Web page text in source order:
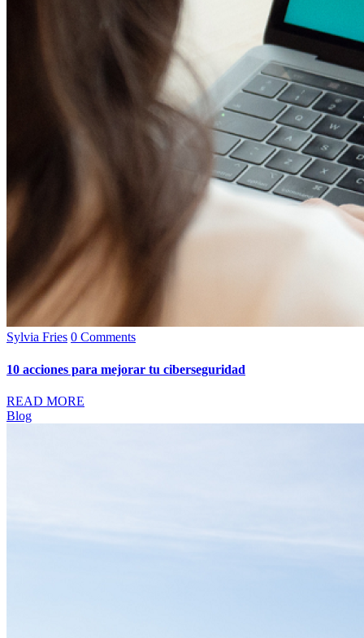
Sylvia Fries 0 Comments
10 acciones para mejorar tu ciberseguridad
READ MORE
Blog